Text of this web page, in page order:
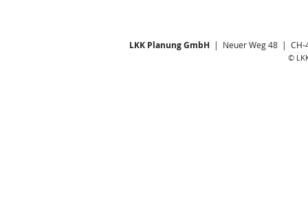
LKK Planung GmbH | Neuer Weg 48 |
©